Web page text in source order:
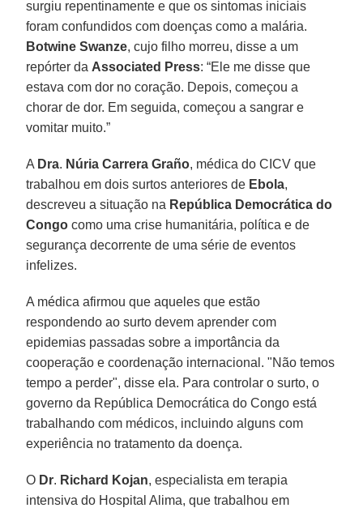
surgiu repentinamente e que os sintomas iniciais
foram confundidos com doenças como a malária.
Botwine Swanze, cujo filho morreu, disse a um
repórter da Associated Press: “Ele me disse que
estava com dor no coração. Depois, começou a
chorar de dor. Em seguida, começou a sangrar e
vomitar muito.”
A Dra. Núria Carrera Graño, médica do CICV que
trabalhou em dois surtos anteriores de Ebola,
descreveu a situação na República Democrática do
Congo como uma crise humanitária, política e de
segurança decorrente de uma série de eventos
infelizes.
A médica afirmou que aqueles que estão
respondendo ao surto devem aprender com
epidemias passadas sobre a importância da
cooperação e coordenação internacional. "Não temos
tempo a perder", disse ela. Para controlar o surto, o
governo da República Democrática do Congo está
trabalhando com médicos, incluindo alguns com
experiência no tratamento da doença.
O Dr. Richard Kojan, especialista em terapia
intensiva do Hospital Alima, que trabalhou em